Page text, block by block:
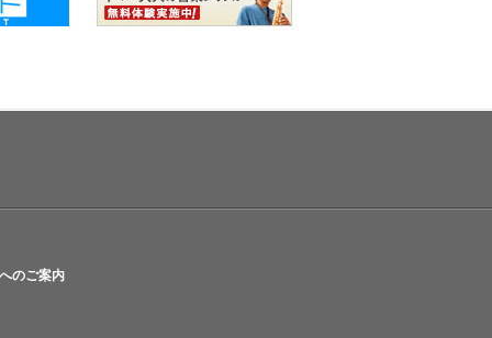
のご案内